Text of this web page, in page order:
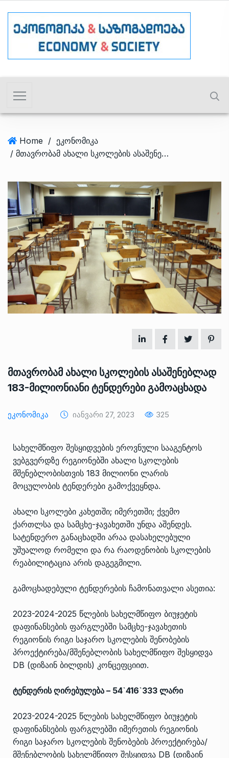
Home / ეკონომიკა
/ მთავრობამ ახალი სკოლების ასაშენებლად 183-მილიონიანი ტენდერები გამოაცხადა
მთავრობამ ახალი სკოლების ასაშენებლად
183-მილიონიანი ტენდერები გამოაცხადა
Ეკონომიკა Იანვარი 27, 2023 325
სახელმწიფო შესყიდვების ეროვნული სააგენტოს
ვებგვერდზე რეგიონებში ახალი სკოლების
მშენებლობისთვის 183 მილიონი ლარის
მოცულობის ტენდერები გამოქვეყნდა.
ახალი სკოლები კახეთში; იმერეთში; ქვემო
ქართლსა და სამცხე-ჯავახეთში უნდა აშენდეს.
სატენდერო განაცხადში არაა დასახელებული
უშუალოდ რომელი და რა რაოდენობის სკოლების
რეაბილიტაცია არის დაგეგმილი.
გამოცხადებული ტენდერების ჩამონათვალი ასეთია:
2023-2024-2025 წლების სახელმწიფო ბიუჯეტის
დაფინანსების ფარგლებში სამცხე-ჯავახეთის
რეგიონის რიგი საჯარო სკოლების შენობების
პროექტირება/მშენებლობის სახელმწიფო შესყიდვა
DB (დიზაინ ბილდის) კონცეფციით.
ტენდერის ღირებულება – 54`416`333 ლარი
2023-2024-2025 წლების სახელმწიფო ბიუჯეტის
დაფინანსების ფარგლებში იმერეთის რეგიონის
რიგი საჯარო სკოლების შენობების პროექტირება/
მშენებლობის სახელმწიფო შესყიდვა DB (დიზაინ